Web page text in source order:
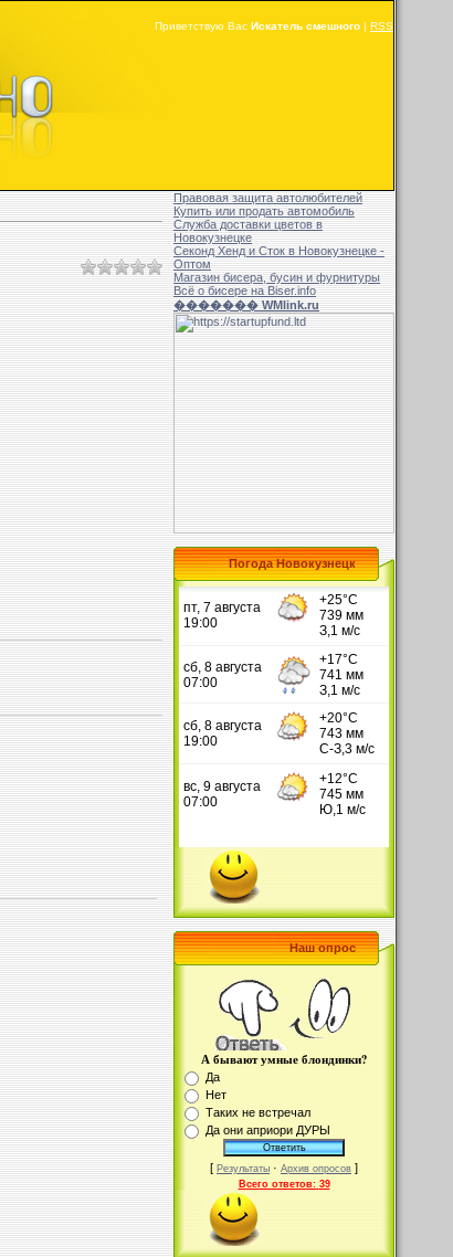
Приветствую Вас Искатель смешного | RSS
Правовая защита автолюбителей
Купить или продать автомобиль
Служба доставки цветов в
Новокузнецке
Секонд Хенд и Сток в Новокузнецке -
Оптом
Магазин бисера, бусин и фурнитуры
Всё о бисере на Biser.info
������� WMlink.ru
Погода Новокузнецк
Наш опрос
А бывают умные блондинки?
Да
Нет
Таких не встречал
Да они априори ДУРЫ
[ Результаты · Архив опросов ]
Всего ответов: 39